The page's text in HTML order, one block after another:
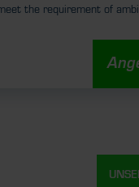
the requirement of